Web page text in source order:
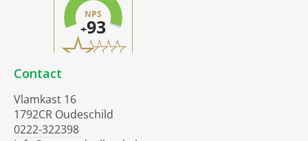
Contact
Vlamkast 16
1792CR Oudeschild
0222-322398